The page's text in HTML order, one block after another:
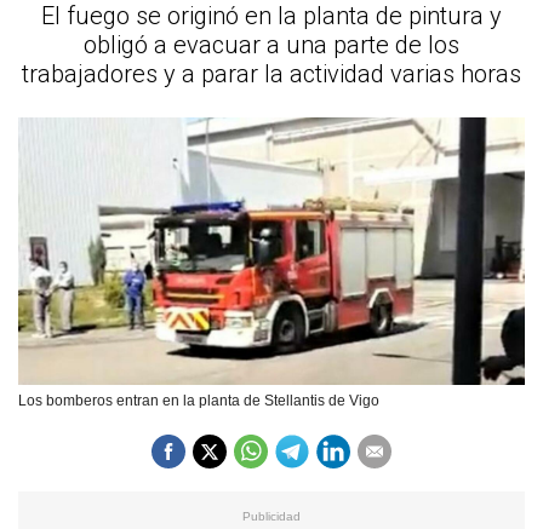
El fuego se originó en la planta de pintura y
obligó a evacuar a una parte de los
trabajadores y a parar la actividad varias horas
Los bomberos entran en la planta de Stellantis de Vigo